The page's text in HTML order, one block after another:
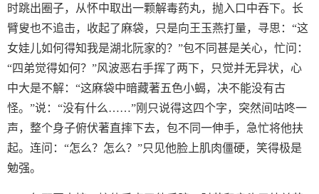
时跳出圈子，从怀中取出一颗解毒药丸，抛入口中吞下。长
臂叟也不追击，收起了麻袋，只是向王玉燕打量，寻思：“这
女娃儿如何得知我是湖北阮家的？”包不同甚是关心，忙问：
“四弟觉得如何？”风波恶右手挥了两下，只觉并无异状，心
中大是不解：“这麻袋中暗藏著五色小蝎，决不能没有古
怪。”说：“没有什么……”刚只说得这四个字，突然间咕咚一
声，整个身子俯伏著直摔下去，包不同一伸手，急忙将他扶
起。连问：“怎么？怎么？”只见他脸上肌肉僵硬，笑得极是
勉强。